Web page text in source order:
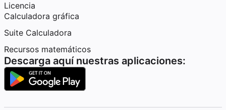
Licencia
Calculadora gráfica
Suite Calculadora
Recursos matemáticos
Descarga aquí nuestras aplicaciones: